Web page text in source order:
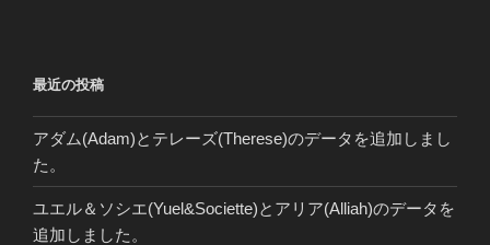
最近の投稿
アダム(Adam)とテレーズ(Therese)のデータを追加しまし
た。
ユエル＆ソシエ(Yuel&Societte)とアリア(Alliah)のデータを
追加しました。